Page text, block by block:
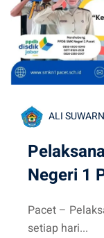
ALI
Negeri 1
Pacet –
setiap hari...